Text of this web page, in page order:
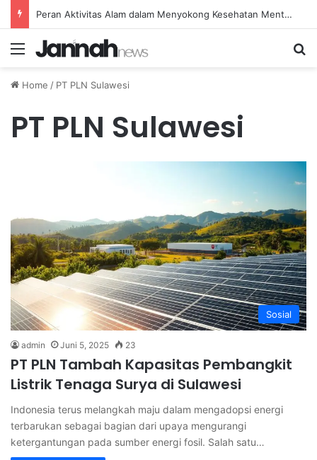
Peran Aktivitas Alam dalam Menyokong Kesehatan Mental dan Menenangkan Pikiran di Masa Sulit
Menu
Home / PT PLN Sulawesi
PT PLN Sulawesi
Sosial
admin Juni 5, 2025 23
PT PLN Tambah Kapasitas Pembangkit
Listrik Tenaga Surya di Sulawesi
Indonesia terus melangkah maju dalam mengadopsi energi
terbarukan sebagai bagian dari upaya mengurangi
ketergantungan pada sumber energi fosil. Salah satu…